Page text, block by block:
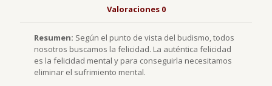
todos
deseos
(dinos
Valoraciones 0
Resumen: Según el punto de vista del budismo, todos
nosotros buscamos la felicidad. La auténtica felicidad
es la felicidad mental y para conseguirla necesitamos
eliminar el sufrimiento mental.